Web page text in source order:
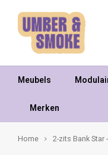
Meubels
Merken
Home 2-zits Bank Star